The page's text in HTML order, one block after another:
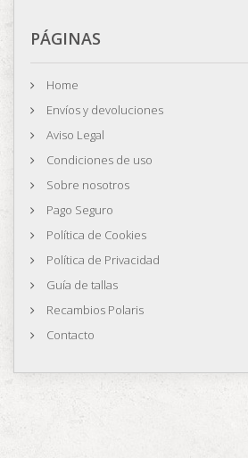
PÁGINAS
Home
Envíos y devoluciones
Aviso Legal
Condiciones de uso
Sobre nosotros
Pago Seguro
Política de Cookies
Política de Privacidad
Guía de tallas
Recambios Polaris
Contacto